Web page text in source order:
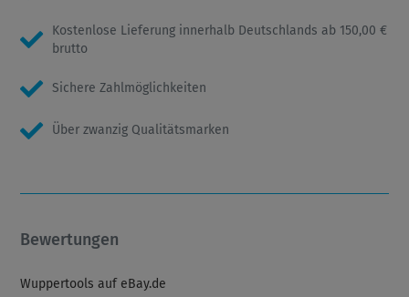
Kostenlose Lieferung innerhalb Deutschlands ab 150,00 €
brutto
Sichere Zahlmöglichkeiten
Über zwanzig Qualitätsmarken
Bewertungen
Wuppertools auf eBay.de